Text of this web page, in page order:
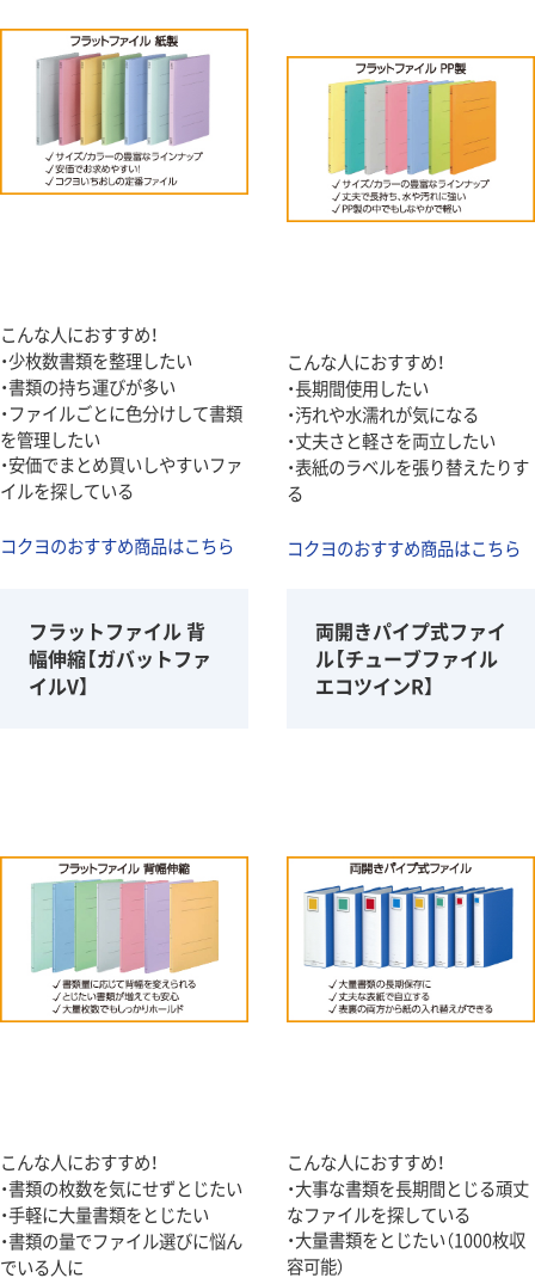
こんな人におすすめ！
・少枚数書類を整理したい
・書類の持ち運びが多い
・ファイルごとに色分けして書類
を管理したい
・安価でまとめ買いしやすいファ
イルを探している
コクヨのおすすめ商品はこちら
こんな人におすすめ！
・長期間使用したい
・汚れや水濡れが気になる
・丈夫さと軽さを両立したい
・表紙のラベルを張り替えたりす
る
コクヨのおすすめ商品はこちら
フラットファイル 背
幅伸縮【ガバットファ
イルV】
こんな人におすすめ！
・書類の枚数を気にせずとじたい
・手軽に大量書類をとじたい
・書類の量でファイル選びに悩ん
でいる人に
両開きパイプ式ファイ
ル【チューブファイル
エコツインR】
こんな人におすすめ！
・大事な書類を長期間とじる頑丈
なファイルを探している
・大量書類をとじたい（1000枚収
容可能）